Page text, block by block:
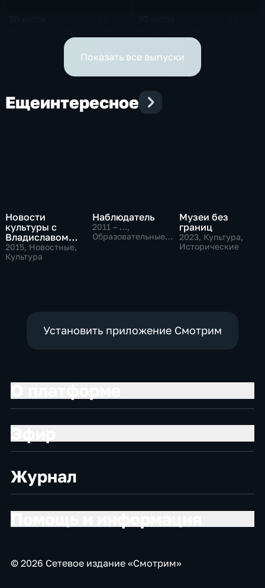
Показать все выпуски
Ещеинтересное
Новости
культуры с
Владиславом
Флярковским
2015, Новостные,
Культура
Наблюдатель
2011 – …,
Образовательные,
Музеи без
границ
2023, Культура,
Исторические
Установить приложение Смотрим
Журнал
© 2026 Сетевое издание «Смотрим»